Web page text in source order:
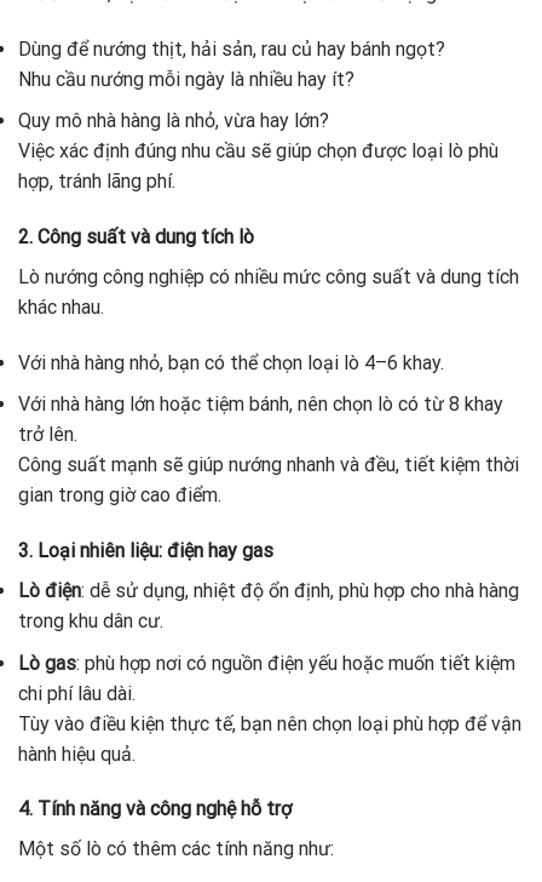
Dùng để nướng thịt, hải sản, rau củ hay bánh ngọt?
Nhu cầu nướng mỗi ngày là nhiều hay ít?
Quy mô nhà hàng là nhỏ, vừa hay lớn?
Việc xác định đúng nhu cầu sẽ giúp chọn được loại lò phù
hợp, tránh lãng phí.
2. Công suất và dung tích lò
Lò nướng công nghiệp có nhiều mức công suất và dung tích
khác nhau.
Với nhà hàng nhỏ, bạn có thể chọn loại lò 4–6 khay.
Với nhà hàng lớn hoặc tiệm bánh, nên chọn lò có từ 8 khay
trở lên.
Công suất mạnh sẽ giúp nướng nhanh và đều, tiết kiệm thời
gian trong giờ cao điểm.
3. Loại nhiên liệu: điện hay gas
Lò điện: dễ sử dụng, nhiệt độ ổn định, phù hợp cho nhà hàng
trong khu dân cư.
Lò gas: phù hợp nơi có nguồn điện yếu hoặc muốn tiết kiệm
chi phí lâu dài.
Tùy vào điều kiện thực tế, bạn nên chọn loại phù hợp để vận
hành hiệu quả.
4. Tính năng và công nghệ hỗ trợ
Một số lò có thêm các tính năng như: